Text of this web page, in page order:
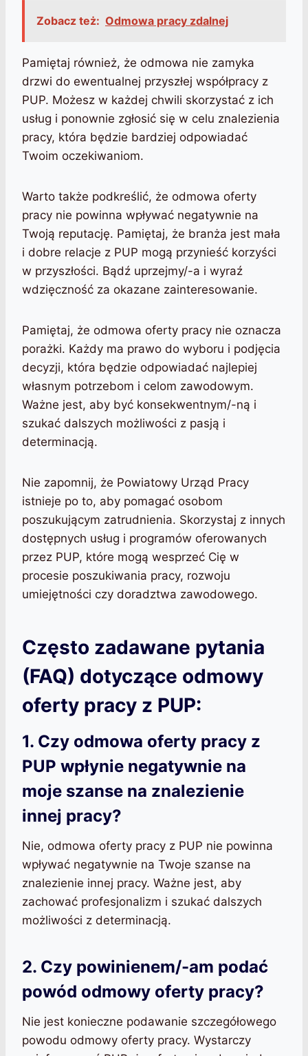
Zobacz też: Odmowa pracy zdalnej
Pamiętaj również, że odmowa nie zamyka
drzwi do ewentualnej przyszłej współpracy z
PUP. Możesz w każdej chwili skorzystać z ich
usług i ponownie zgłosić się w celu znalezienia
pracy, która będzie bardziej odpowiadać
Twoim oczekiwaniom.
Warto także podkreślić, że odmowa oferty
pracy nie powinna wpływać negatywnie na
Twoją reputację. Pamiętaj, że branża jest mała
i dobre relacje z PUP mogą przynieść korzyści
w przyszłości. Bądź uprzejmy/-a i wyraź
wdzięczność za okazane zainteresowanie.
Pamiętaj, że odmowa oferty pracy nie oznacza
porażki. Każdy ma prawo do wyboru i podjęcia
decyzji, która będzie odpowiadać najlepiej
własnym potrzebom i celom zawodowym.
Ważne jest, aby być konsekwentnym/-ną i
szukać dalszych możliwości z pasją i
determinacją.
Nie zapomnij, że Powiatowy Urząd Pracy
istnieje po to, aby pomagać osobom
poszukującym zatrudnienia. Skorzystaj z innych
dostępnych usług i programów oferowanych
przez PUP, które mogą wesprzeć Cię w
procesie poszukiwania pracy, rozwoju
umiejętności czy doradztwa zawodowego.
Często zadawane pytania
(FAQ) dotyczące odmowy
oferty pracy z PUP:
1. Czy odmowa oferty pracy z
PUP wpłynie negatywnie na
moje szanse na znalezienie
innej pracy?
Nie, odmowa oferty pracy z PUP nie powinna
wpływać negatywnie na Twoje szanse na
znalezienie innej pracy. Ważne jest, aby
zachować profesjonalizm i szukać dalszych
możliwości z determinacją.
2. Czy powinienem/-am podać
powód odmowy oferty pracy?
Nie jest konieczne podawanie szczegółowego
powodu odmowy oferty pracy. Wystarczy